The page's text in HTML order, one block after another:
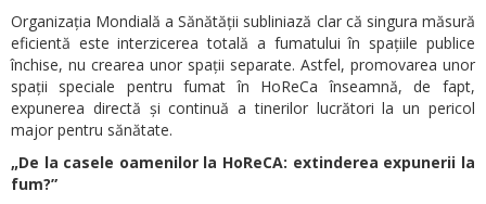
Organizația Mondială a Sănătății subliniază clar că singura măsură
eficientă este interzicerea totală a fumatului în spațiile publice
închise, nu crearea unor spații separate. Astfel, promovarea unor
spații speciale pentru fumat în HoReCa înseamnă, de fapt,
expunerea directă și continuă a tinerilor lucrători la un pericol
major pentru sănătate.
„De la casele oamenilor la HoReCA: extinderea expunerii la
fum?”